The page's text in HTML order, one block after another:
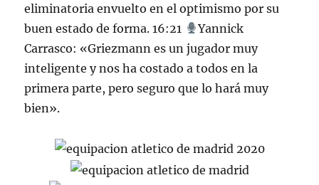
eliminatoria envuelto en el optimismo por su
buen estado de forma. 16:21
Yannick
Carrasco: «Griezmann es un jugador muy
inteligente y nos ha costado a todos en la
primera parte, pero seguro que lo hará muy
bien».